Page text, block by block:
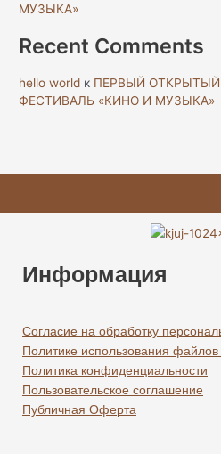
МУЗЫКА»
Recent Comments
hello world к ПЕРВЫЙ
ФЕСТИВАЛЬ «КИНО И МУЗЫКА»
Информация
Согласие на обработку
Политике использования
Политика конфиденциальности
Пользовательское соглашение
Публичная Оферта